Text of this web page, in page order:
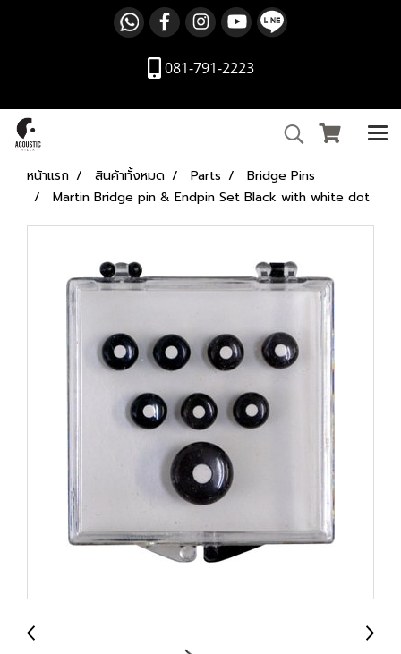
081-791-2223
หน้าแรก สินค้าทั้งหมด Parts
Bridge Pins
Martin Bridge pin & Endpin Set Black with white dot